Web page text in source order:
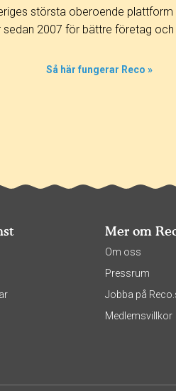
största oberoende
sedan 2007 för bättre företag och
Så här fungerar Reco »
Mer om
Om oss
Pressrum
Jobba på
Medlemsvillkor